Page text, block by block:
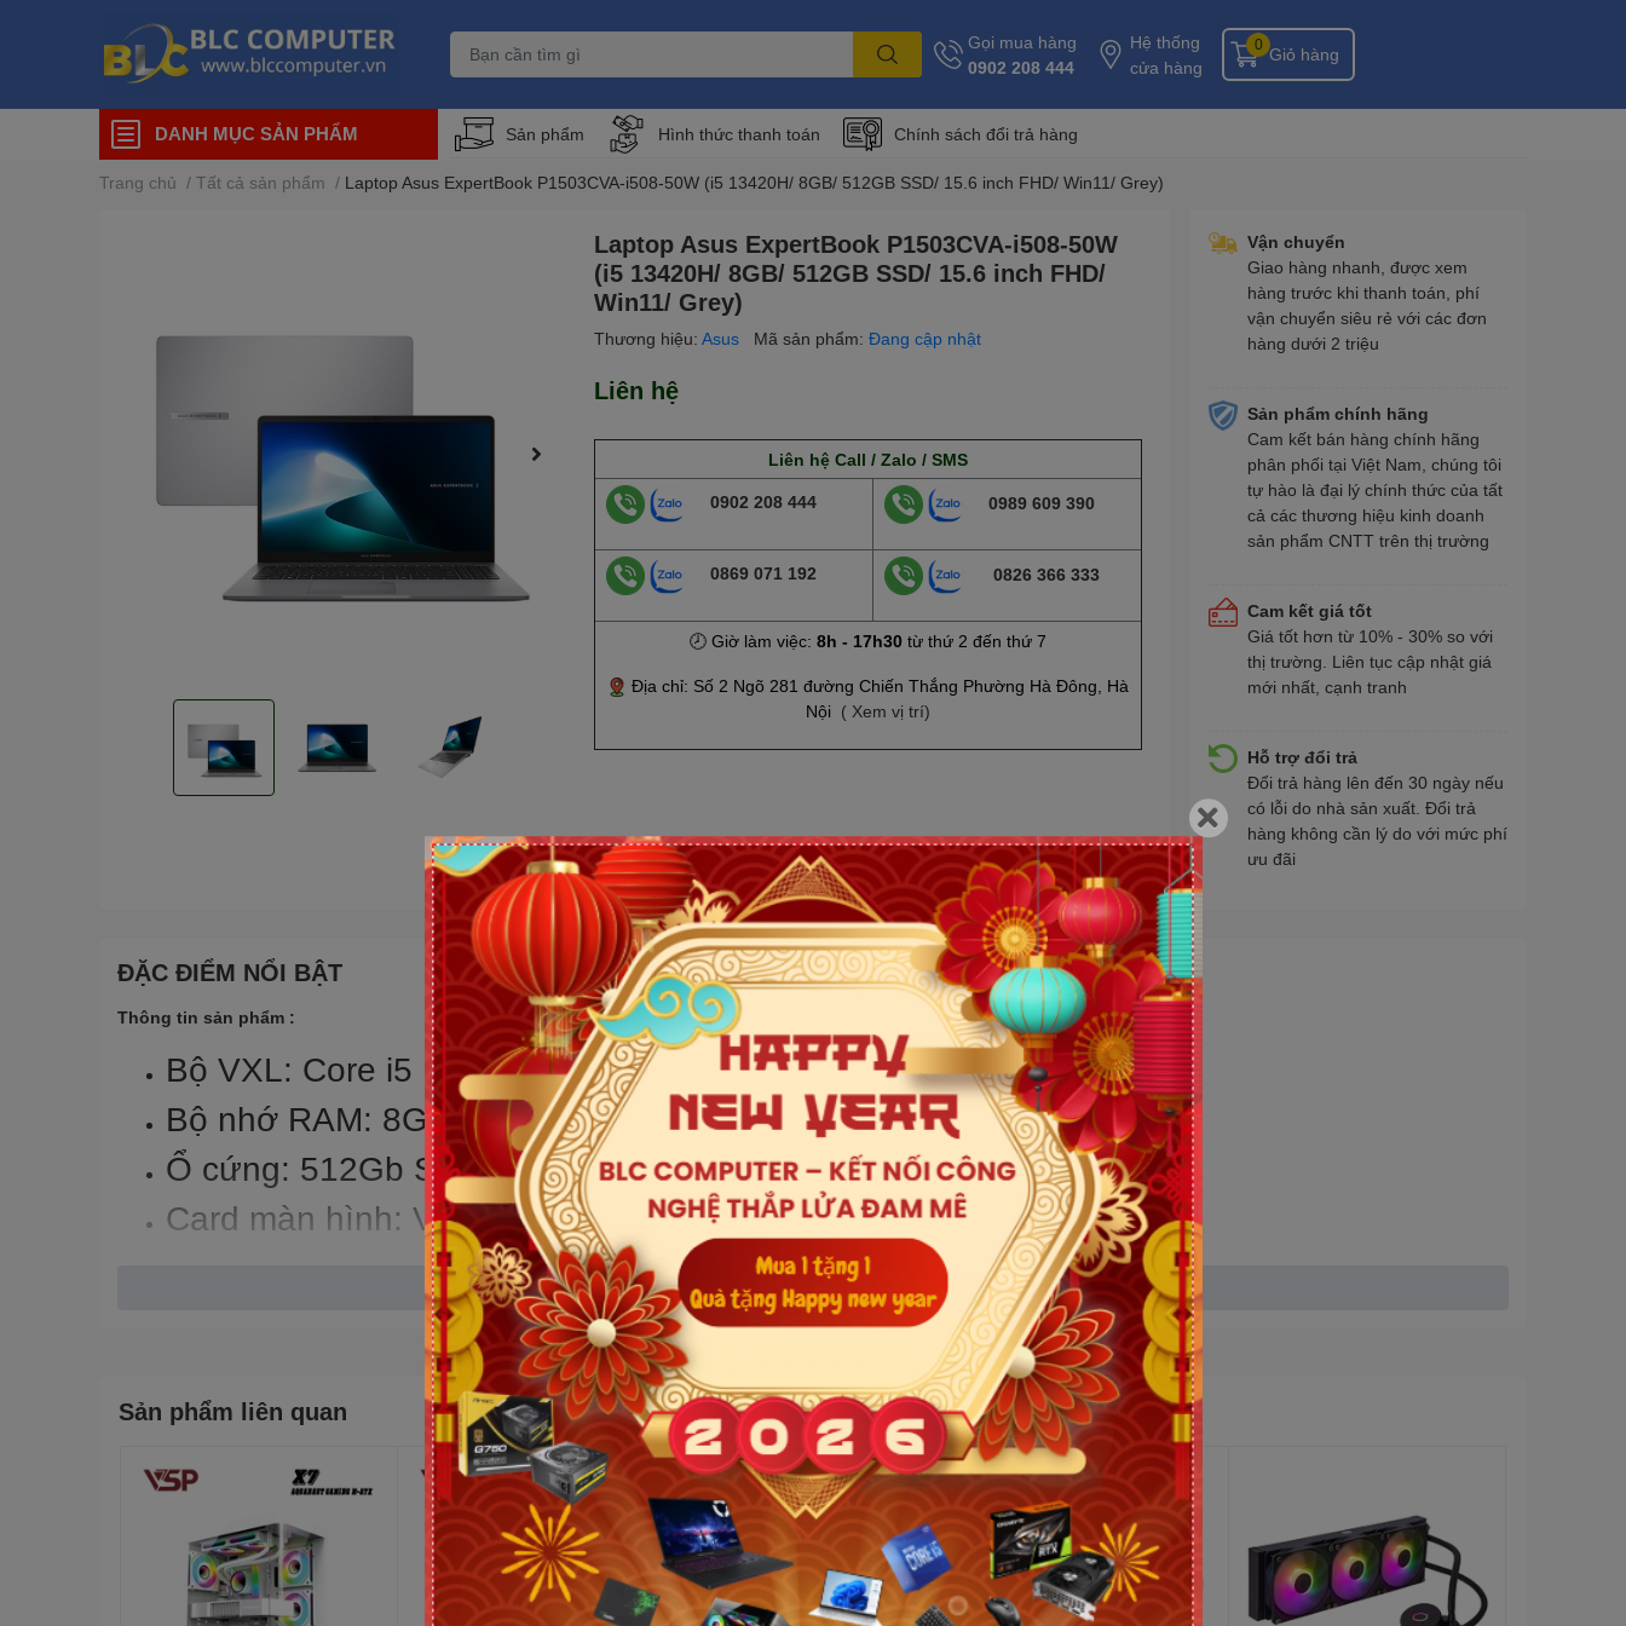
Gọi mua hàng
0902 208 444
Hệ thống
cửa hàng
Giỏ hàng
0
DANH MỤC SẢN PHẨM Sản phẩm Hình thức thanh toán Chính sách đổi trả hàng
Trang chủ / Tất cả sản phẩm / Laptop Asus ExpertBook P1503CVA-i508-50W (i5 13420H/ 8GB/ 512GB SSD/ 15.6 inch FHD/ Win11/ Grey)
Laptop Asus ExpertBook P1503CVA-i508-50W
(i5 13420H/ 8GB/ 512GB SSD/ 15.6 inch FHD/
Win11/ Grey)
Thương hiệu:Asus Mã sản phẩm:Đang cập nhật
Liên hệ
Liên hệ Call / Zalo / SMS
0902 208 444 0989 609 390
0869 071 192 0826 366 333
🕗 Giờ làm việc:8h - 17h30 từ thứ 2 đến thứ 7
Địa chỉ: Số 2 Ngõ 281 đường Chiến Thắng Phường Hà Đông, Hà
Nội ( Xem vị trí)
Vận chuyển
Giao hàng nhanh, được xem
hàng trước khi thanh toán, phí
vận chuyển siêu rẻ với các đơn
hàng dưới 2 triệu
Sản phẩm chính hãng
Cam kết bán hàng chính hãng
phân phối tại Việt Nam, chúng tôi
tự hào là đại lý chính thức của tất
cả các thương hiệu kinh doanh
sản phẩm CNTT trên thị trường
Cam kết giá tốt
Giá tốt hơn từ 10% - 30% so với
thị trường. Liên tục cập nhật giá
mới nhất, cạnh tranh
Hỗ trợ đổi trả
Đổi trả hàng lên đến 30 ngày nếu
có lỗi do nhà sản xuất. Đổi trả
hàng không cần lý do với mức phí
ưu đãi
ĐẶC ĐIỂM NỔI BẬT
Thông tin sản phẩm :
Bộ VXL: Core i5 13420H 2.1GHz
Bộ nhớ RAM: 8Gb DDR5 5200
Ổ cứng: 512Gb SSD
Card màn hình: VGA onboard - Intel UHD Graphics
Kích thước màn hình: 15.6inch Full HD
Hệ điều hành: Windows 11 Home
Xem thêm
Sản phẩm liên quan